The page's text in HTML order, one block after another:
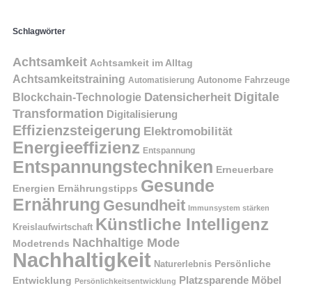
Schlagwörter
Achtsamkeit Achtsamkeit im Alltag
Achtsamkeitstraining Automatisierung Autonome Fahrzeuge
Blockchain-Technologie Datensicherheit Digitale
Transformation Digitalisierung
Effizienzsteigerung Elektromobilität
Energieeffizienz Entspannung
Entspannungstechniken Erneuerbare
Energien Ernährungstipps Gesunde
Ernährung Gesundheit Immunsystem stärken
Kreislaufwirtschaft Künstliche Intelligenz
Modetrends Nachhaltige Mode
Nachhaltigkeit Naturerlebnis Persönliche
Entwicklung Persönlichkeitsentwicklung Platzsparende Möbel